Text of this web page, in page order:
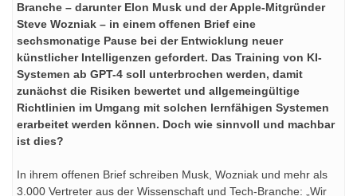
Branche – darunter Elon Musk und der Apple-Mitgründer
Steve Wozniak – in einem offenen Brief eine
sechsmonatige Pause bei der Entwicklung neuer
künstlicher Intelligenzen gefordert. Das Training von KI-
Systemen ab GPT-4 soll unterbrochen werden, damit
zunächst die Risiken bewertet und allgemeingültige
Richtlinien im Umgang mit solchen lernfähigen Systemen
erarbeitet werden können. Doch wie sinnvoll und machbar
ist dies?
In ihrem offenen Brief schreiben Musk, Wozniak und mehr als
3.000 Vertreter aus der Wissenschaft und Tech-Branche: „Wir